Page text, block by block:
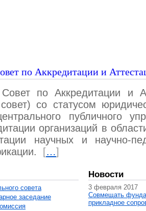
по Аккредитации и
по Аккредитации и
со статусом
публичного
организаций в
научных и научно-
[…]
совета
заседание
Новости
3 февраля 2017
Совмещать
прикладное